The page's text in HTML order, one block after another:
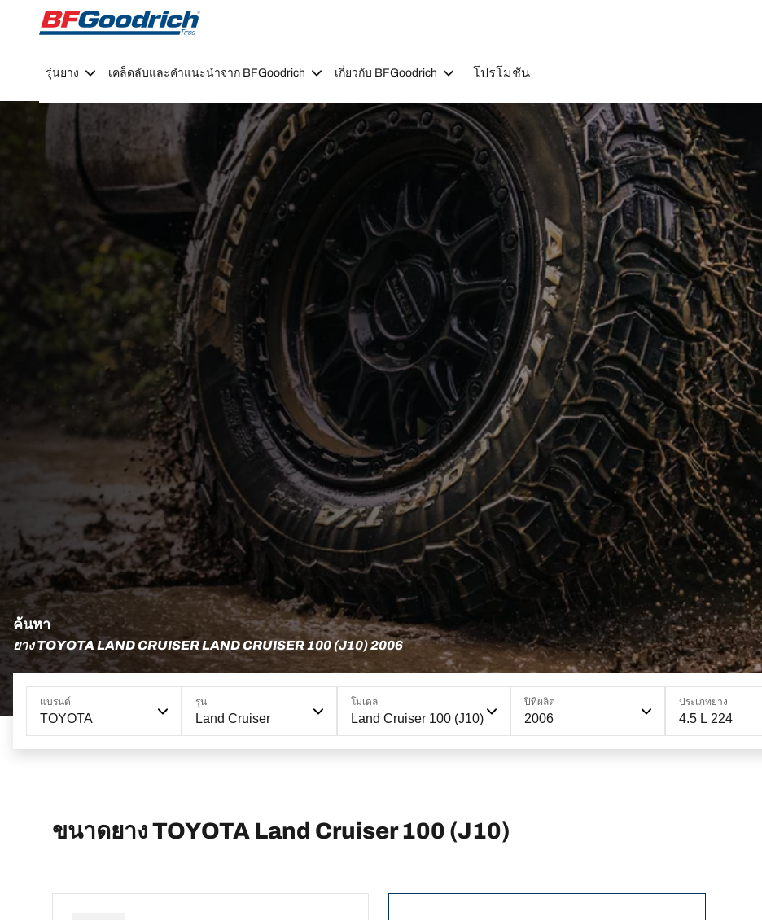
Go to page content
Go to page navigation
รุ่นยาง เคล็ดลับและคำแนะนำจาก BFGoodrich เกี่ยวกับ BFGoodrich โปรโมชัน
ค้นหา
ยาง TOYOTA LAND CRUISER LAND CRUISER 100 (J10) 2006
แบรนด์
TOYOTA
รุ่น
Land Cruiser
โมเดล
Land Cruiser 100 (J10)
ปีที่ผลิต
2006
ประเภทยาง
4.5 L 224
ขนาดยาง TOYOTA Land Cruiser 100 (J10)